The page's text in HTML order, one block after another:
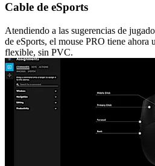
Cable de eSports
Atendiendo a las sugerencias de
de eSports, el mouse PRO tiene ahora
flexible, sin PVC.